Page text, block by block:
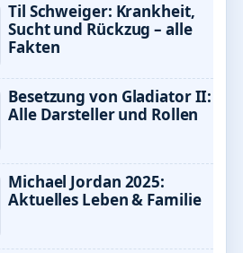
Til Schweiger: Krankheit,
Sucht und Rückzug – alle
Fakten
Besetzung von Gladiator II:
Alle Darsteller und Rollen
Michael Jordan 2025:
Aktuelles Leben & Familie